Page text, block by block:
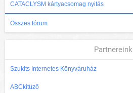
CATACLYSM kártyacsomag nyitás
Összes fórum
Partnereink
Szukits Internetes Könyváruház
ABCkitüző